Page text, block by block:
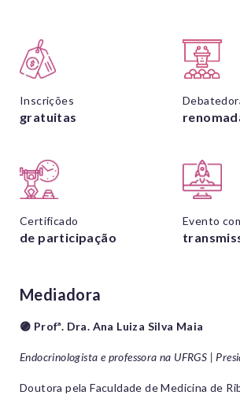
Inscrições
gratuitas
Certificado
de participação
Evento
Mediadora
🟣 Profª. Dra. Ana Luiza Silva Maia
Endocrinologista e professora na UFRGS |
Doutora pela Faculdade de Medicina de